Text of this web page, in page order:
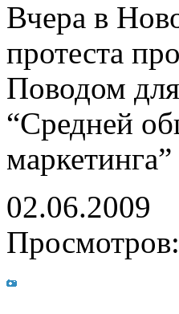
Вчера в
протеста
Поводом
“Средней
02.06.2009
Просмотров: